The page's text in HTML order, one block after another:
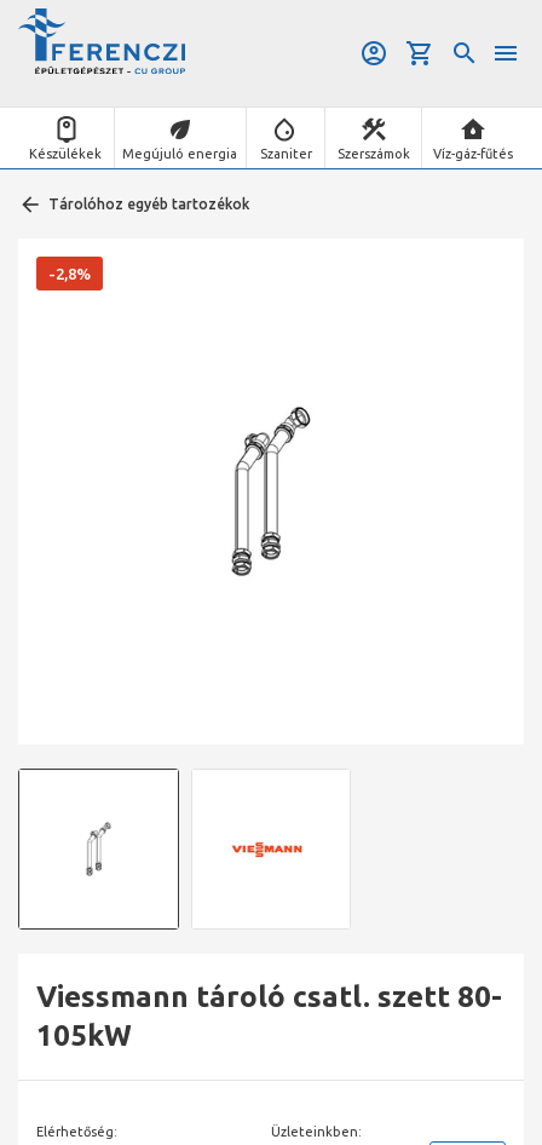
Készülékek Megújuló energia Szaniter Szerszámok Víz-gáz-fűtés
Tárolóhoz egyéb tartozékok
Viessmann tároló csatl. szett 80-
105kW
-2,8%
Elérhetőség: Üzleteinkben: